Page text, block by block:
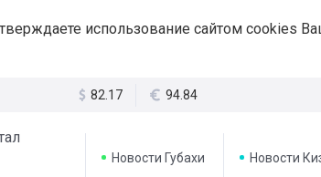
использование сайтом cookies
82.17 94.84
Новости Губахи Новости